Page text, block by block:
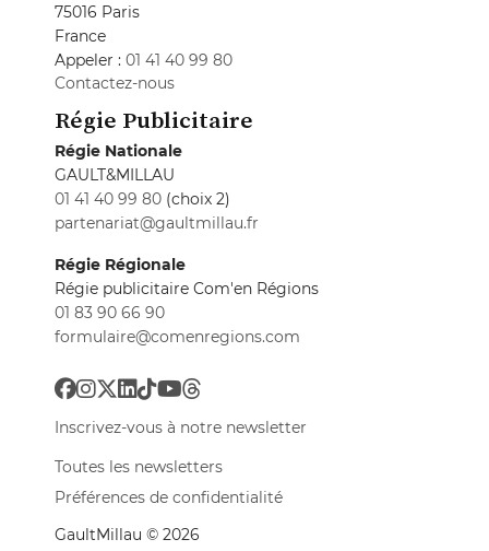
75016 Paris
France
Appeler : 01 41 40 99 80
Contactez-nous
Régie Publicitaire
Régie Nationale
GAULT&MILLAU
01 41 40 99 80 (choix 2)
partenariat@gaultmillau.fr
Régie Régionale
Régie publicitaire Com'en Régions
01 83 90 66 90
formulaire@comenregions.com
Inscrivez-vous à notre newsletter
Toutes les newsletters
Préférences de confidentialité
GaultMillau © 2026